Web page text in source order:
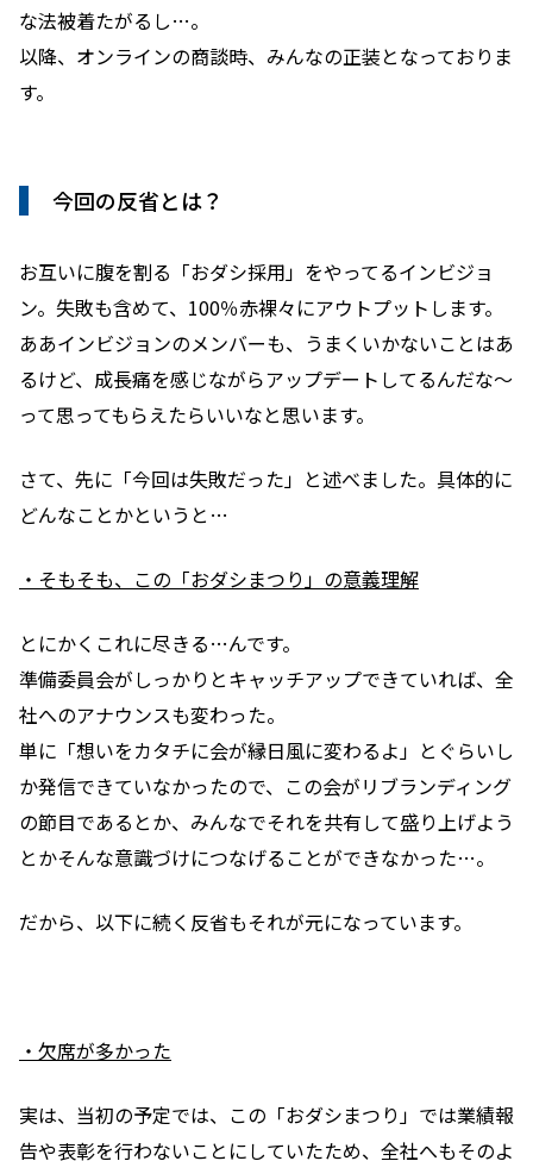
な法被着たがるし…。
以降、オンラインの商談時、みんなの正装となっておりま
す。
今回の反省とは？
お互いに腹を割る「おダシ採用」をやってるインビジョ
ン。失敗も含めて、 100％赤裸々にアウトプットします。
ああインビジョンのメンバーも、うまくいかないことはあ
るけど、成長痛を感じながらアップデートしてるんだな〜
って思ってもらえたらいいなと思います。
さて、先に「今回は失敗だった」と述べました。 具体的に
どんなことかというと…
・ そもそも、この「おダシまつり」の意義理解
とにかくこれに尽きる…んです。
準備委員会がしっかりとキャッチアップできていれば、全
社へのアナウンスも変わった。
単に「想いをカタチに会が縁日風に変わるよ」とぐらいし
か発信できていなかったので、 この会がリブランディング
の節目であるとか、 みんなでそれを共有して盛り上げよう
とかそんな意識づけにつなげることができなかった…。
だから、以下に続く反省もそれが元になっています。
・ 欠席が多かった
実は、当初の予定では、この「おダシまつり」では業績報
告や表彰を行わないことにしていたため、全社へもそのよ